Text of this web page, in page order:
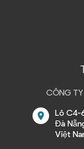
CÔNG
location_on
Lô C4-
Đà
Việt